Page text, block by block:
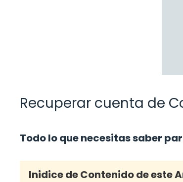
Recuperar cuenta de
Todo lo que necesitas saber
Inidice de Contenido de este